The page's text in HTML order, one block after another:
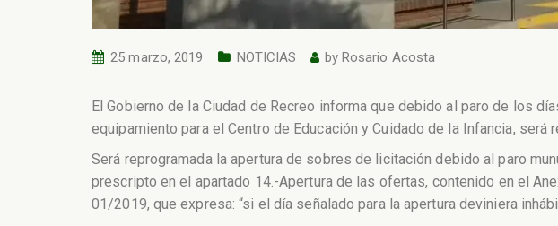
25 marzo, 2019 NOTICIAS by Rosario Acosta
El Gobierno de la Ciudad de Recreo informa que debido al paro de los
equipamiento para el Centro de Educación y Cuidado de la Infancia, será
Será reprogramada la apertura de sobres de licitación debido al paro
prescripto en el apartado 14.-Apertura de las ofertas, contenido en el
01/2019, que expresa: “si el día señalado para la apertura deviniera